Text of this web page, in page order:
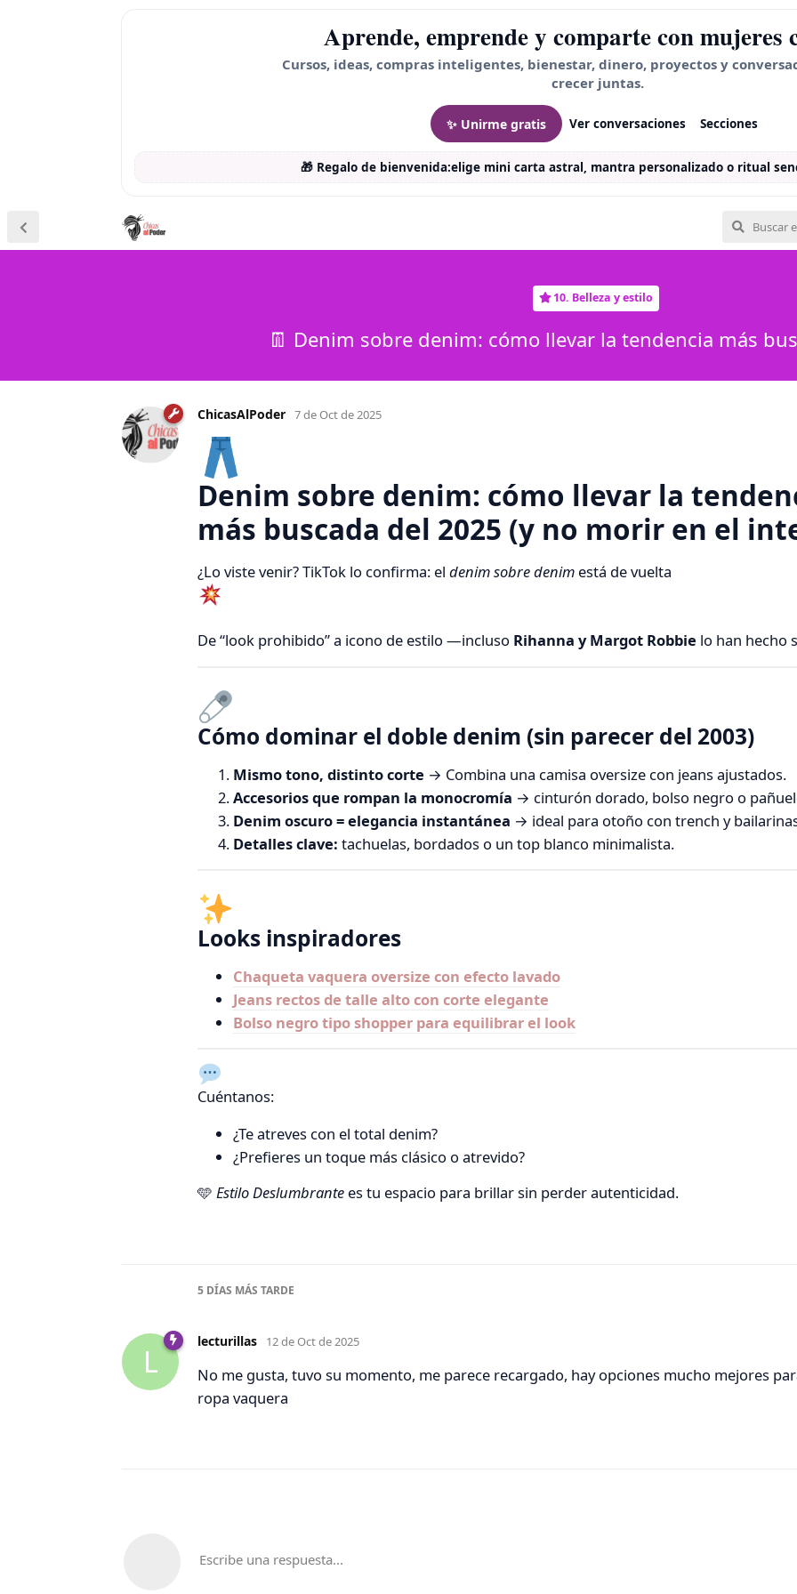
Aprende, emprende y comparte con mujeres
Cursos, ideas, compras inteligentes, bienestar, dinero, proyectos y
crecer juntas.
✨ Unirme gratis Ver conversaciones Secciones
🎁 Regalo de bienvenida:elige mini carta astral, mantra personalizado o ritual
10. Belleza y estilo
👖 Denim sobre denim: cómo llevar la tendencia más
ChicasAlPoder 7 de Oct de 2025
Denim sobre denim: cómo llevar la
más buscada del 2025 (y no morir en el
¿Lo viste venir? TikTok lo confirma: el denim sobre denim está de vuelta
De “look prohibido” a icono de estilo —incluso Rihanna y Margot Robbie lo han hecho
Cómo dominar el doble denim (sin parecer del 2003)
Mismo tono, distinto corte → Combina una camisa oversize con jeans ajustados.
Accesorios que rompan la monocromía → cinturón dorado, bolso negro o
Denim oscuro = elegancia instantánea → ideal para otoño con trench y
Detalles clave: tachuelas, bordados o un top blanco minimalista.
Looks inspiradores
Chaqueta vaquera oversize con efecto lavado
Jeans rectos de talle alto con corte elegante
Bolso negro tipo shopper para equilibrar el look
Cuéntanos:
¿Te atreves con el total denim?
¿Prefieres un toque más clásico o atrevido?
🩵 Estilo Deslumbrante es tu espacio para brillar sin perder autenticidad.
5 DÍAS MÁS TARDE
L
lecturillas 12 de Oct de 2025
No me gusta, tuvo su momento, me parece recargado, hay opciones mucho mejores
ropa vaquera
Escribe una respuesta...